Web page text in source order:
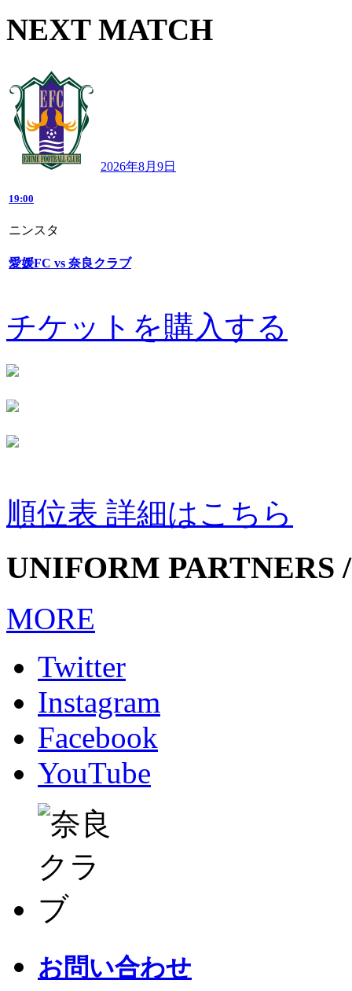
NEXT MATCH
2026年8月9日
19:00
ニンスタ
愛媛FC vs 奈良クラブ
チケットを購入する
順位表 詳細はこちら
UNIFORM PARTNERS
MORE
Twitter
Instagram
Facebook
YouTube
お問い合わせ